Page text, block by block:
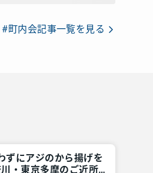
#町内会記事一覧を見る
ずにアジのから揚げを
・東京多摩のご近所